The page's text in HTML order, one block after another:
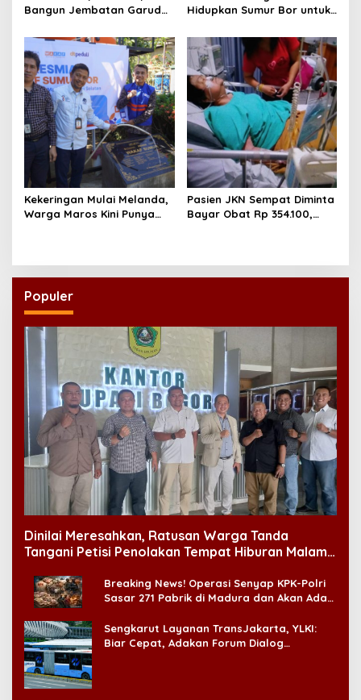
Bangun Jembatan Garuda
Hidupkan Sumur Bor untuk
Kekeringan Mulai Melanda,
Warga Maros Kini Punya
Pasien JKN Sempat Diminta
Bayar Obat Rp 354.100,
Populer
Dinilai Meresahkan, Ratusan Warga Tanda
Tangani Petisi Penolakan Tempat Hiburan Malam
Breaking News! Operasi Senyap KPK-Polri
Sasar 271 Pabrik di Madura dan Akan Ada
Sengkarut Layanan TransJakarta, YLKI:
Biar Cepat, Adakan Forum Dialog